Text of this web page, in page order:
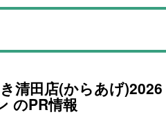
清田店(からあげ)2026
のPR情報